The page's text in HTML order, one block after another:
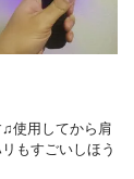
使用してから肩
もすごいしほう